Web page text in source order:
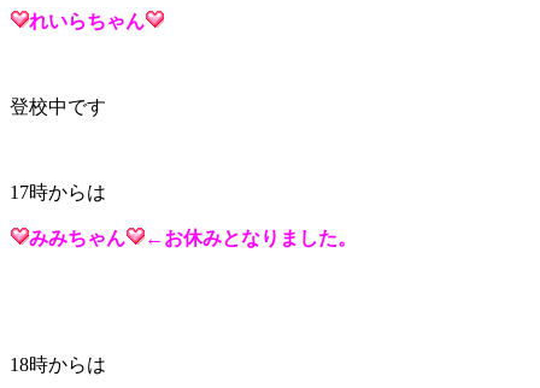
れいらちゃん
登校中です
17時からは
みみちゃん ←お休みとなりました。
18時からは